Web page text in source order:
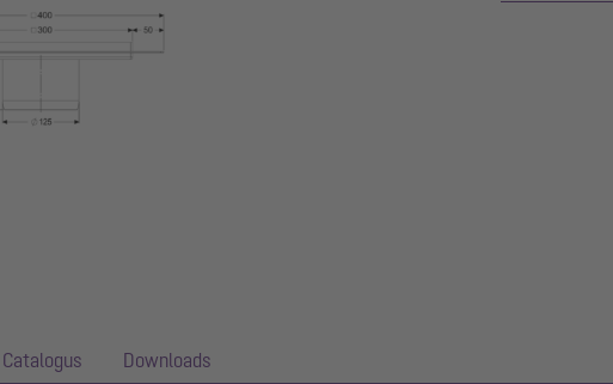
Catalogus Downloads